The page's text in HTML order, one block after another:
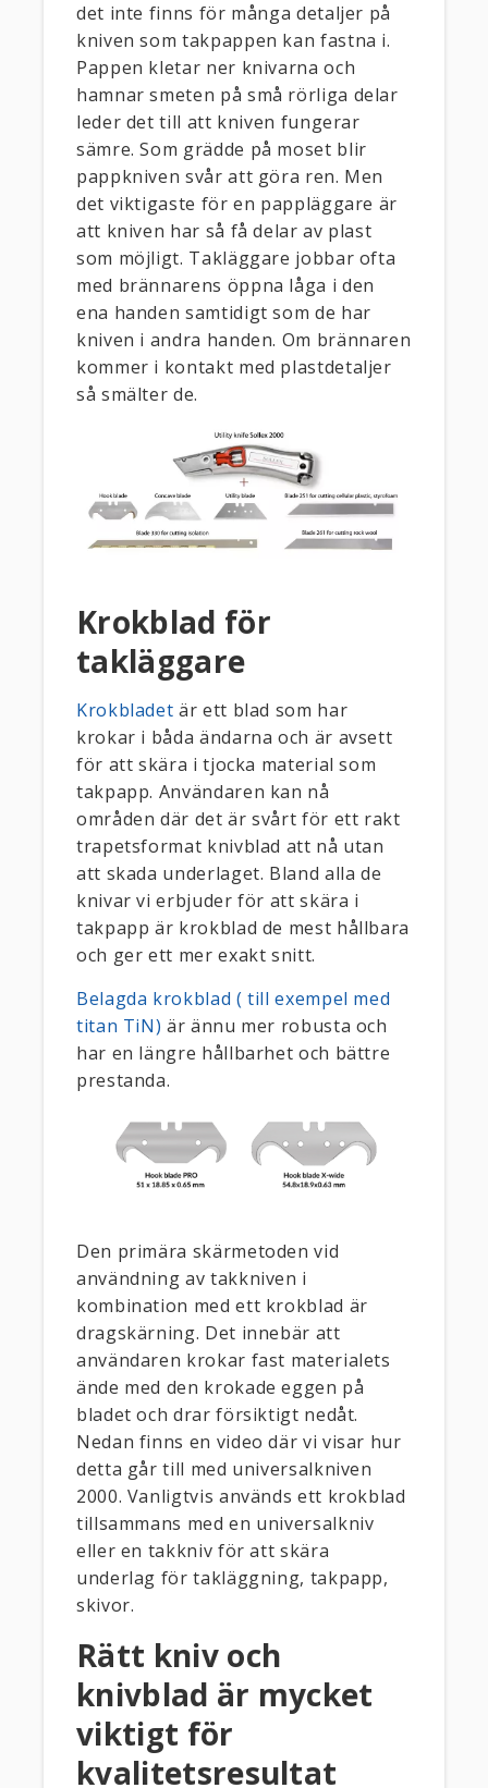
det inte finns för många detaljer på
kniven som takpappen kan fastna i.
Pappen kletar ner knivarna och
hamnar smeten på små rörliga delar
leder det till att kniven fungerar
sämre. Som grädde på moset blir
pappkniven svår att göra ren. Men
det viktigaste för en pappläggare är
att kniven har så få delar av plast
som möjligt. Takläggare jobbar ofta
med brännarens öppna låga i den
ena handen samtidigt som de har
kniven i andra handen. Om brännaren
kommer i kontakt med plastdetaljer
så smälter de.
Krokblad för
takläggare
Krokbladet är ett blad som har
krokar i båda ändarna och är avsett
för att skära i tjocka material som
takpapp. Användaren kan nå
områden där det är svårt för ett rakt
trapetsformat knivblad att nå utan
att skada underlaget. Bland alla de
knivar vi erbjuder för att skära i
takpapp är krokblad de mest hållbara
och ger ett mer exakt snitt.
Belagda krokblad ( till exempel med
titan TiN) är ännu mer robusta och
har en längre hållbarhet och bättre
prestanda.
Den primära skärmetoden vid
användning av takkniven i
kombination med ett krokblad är
dragskärning. Det innebär att
användaren krokar fast materialets
ände med den krokade eggen på
bladet och drar försiktigt nedåt.
Nedan finns en video där vi visar hur
detta går till med universalkniven
2000. Vanligtvis används ett krokblad
tillsammans med en universalkniv
eller en takkniv för att skära
underlag för takläggning, takpapp,
skivor.
Rätt kniv och
knivblad är mycket
viktigt för
kvalitetsresultat